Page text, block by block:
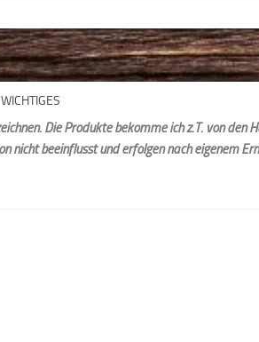
WICHTIGES
Die Produkte bekomme ich z.T. von den
nicht beeinflusst und erfolgen nach eigenem